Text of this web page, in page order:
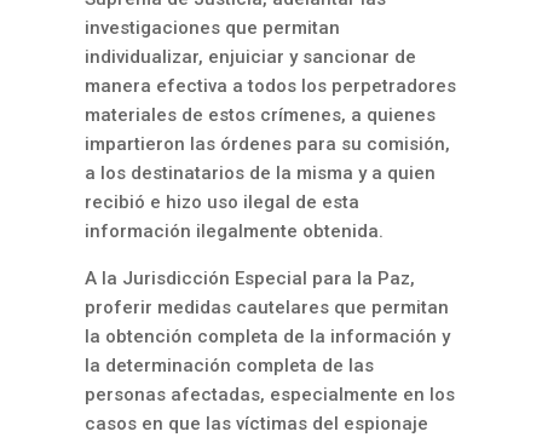
investigaciones que permitan
individualizar, enjuiciar y sancionar de
manera efectiva a todos los perpetradores
materiales de estos crímenes, a quienes
impartieron las órdenes para su comisión,
a los destinatarios de la misma y a quien
recibió e hizo uso ilegal de esta
información ilegalmente obtenida.
A la Jurisdicción Especial para la Paz,
proferir medidas cautelares que permitan
la obtención completa de la información y
la determinación completa de las
personas afectadas, especialmente en los
casos en que las víctimas del espionaje